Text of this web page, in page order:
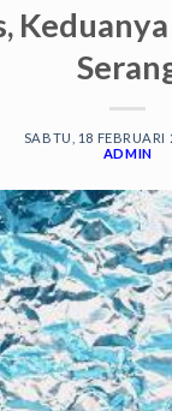
SABTU, 18 FEBRUARI
ADMIN